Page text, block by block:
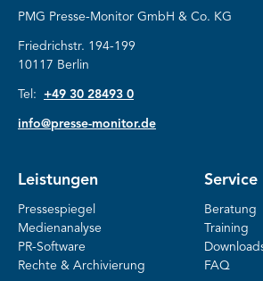
PMG Presse-Monitor GmbH & Co. KG
Friedrichstr. 194-199
10117 Berlin
Tel: +49 30 28493 0
info@presse-monitor.de
Leistungen
Pressespiegel
Medienanalyse
PR-Software
Rechte & Archivierung
Service
Beratung
Training
FAQ